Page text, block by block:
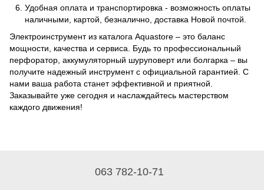
Удобная оплата и транспортировка - возможность оплаты
наличными, картой, безналично, доставка Новой почтой.
Электроинструмент из каталога Aquastore – это баланс
мощности, качества и сервиса. Будь то профессиональный
перфоратор, аккумуляторный шуруповерт или болгарка – вы
получите надежный инструмент с официальной гарантией. С
нами ваша работа станет эффективной и приятной.
Заказывайте уже сегодня и наслаждайтесь мастерством
каждого движения!
063 782-10-71